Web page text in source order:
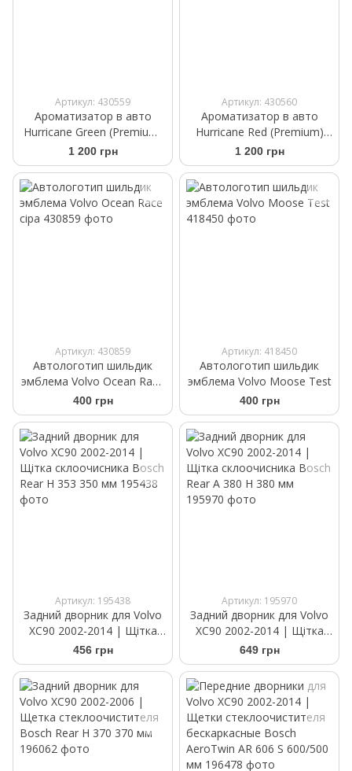
Артикул: 430559
Ароматизатор в авто
Hurricane Green (Premium)
Аромасаше на дефлектор
1 200 грн
Артикул: 430560
Ароматизатор в авто
Hurricane Red (Premium)
Аромасаше на дефлектор
1 200 грн
Артикул: 430859
Автологотип шильдик
эмблема Volvo Ocean Race
сіра
400 грн
Артикул: 418450
Автологотип шильдик
эмблема Volvo Moose Test
400 грн
Артикул: 195438
Задний дворник для Volvo
XC90 2002-2014 | Щітка
склоочисника Bosch Rear
H 353 350 мм
456 грн
Артикул: 195970
Задний дворник для Volvo
XC90 2002-2014 | Щітка
склоочисника Bosch Rear A
380 H 380 мм
649 грн